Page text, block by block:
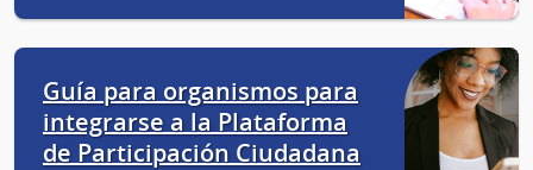
Guía para organismos para
integrarse a la Plataforma
de Participación Ciudadana